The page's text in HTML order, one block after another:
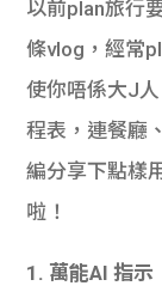
以前plan旅行
條vlog，經常
使你唔係大J
程表，連餐廳
編分享下點樣
啦！
1. 萬能AI 指示